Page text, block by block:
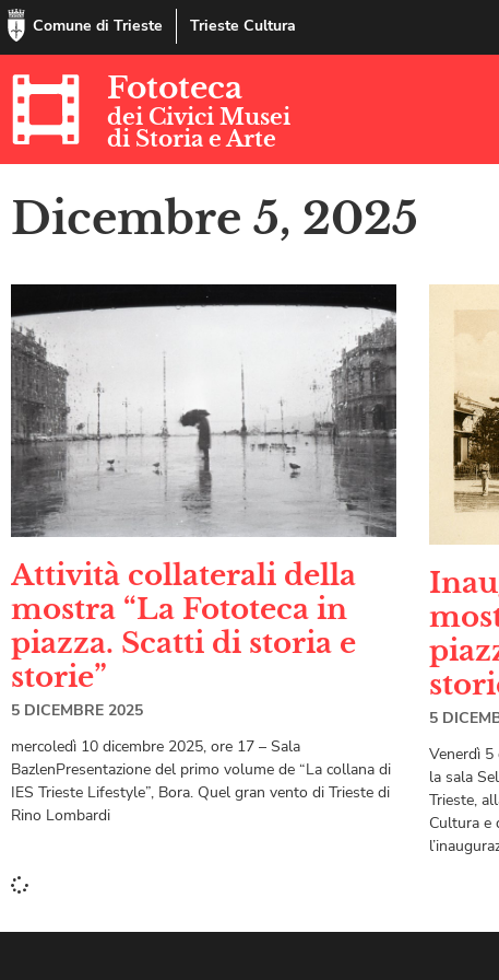
Comune di Trieste Trieste Cultura
Fototeca
dei Civici Musei
di Storia e Arte
Dicembre 5, 2025
Attività collaterali della
mostra “La Fototeca in
piazza. Scatti di storia e
storie”
5 DICEMBRE 2025
mercoledì 10 dicembre 2025, ore 17 – Sala
BazlenPresentazione del primo volume de “La collana di
IES Trieste Lifestyle”, Bora. Quel gran vento di Trieste di
Rino Lombardi
5
Venerdì 5
la sala
Trieste,
Cultura e